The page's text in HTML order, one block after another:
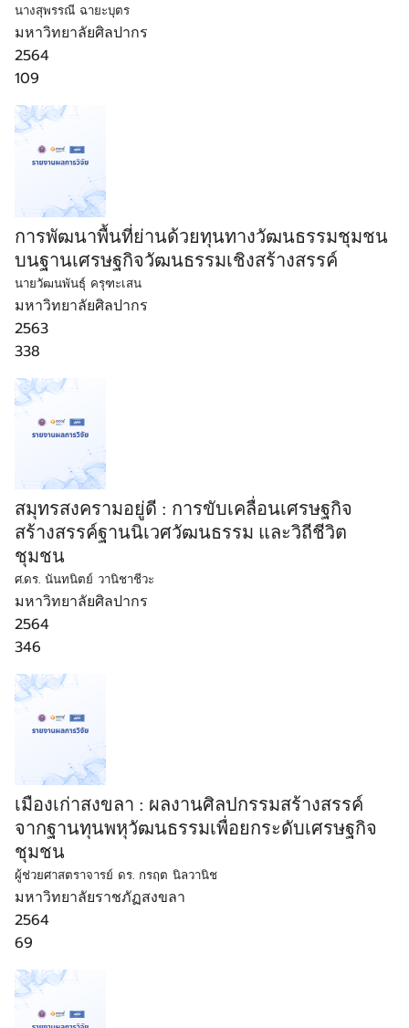
นางสุพรรณี ฉายะบุตร
มหาวิทยาลัยศิลปากร
2564
109
การพัฒนาพื้นที่ย่านด้วยทุนทางวัฒนธรรมชุมชน
บนฐานเศรษฐกิจวัฒนธรรมเชิงสร้างสรรค์
นายวัฒนพันธุ์ ครุฑะเสน
มหาวิทยาลัยศิลปากร
2563
338
สมุทรสงครามอยู่ดี : การขับเคลื่อนเศรษฐกิจ
สร้างสรรค์ฐานนิเวศวัฒนธรรม และวิถีชีวิต
ชุมชน
ศ.ดร. นันทนิตย์ วานิชาชีวะ
มหาวิทยาลัยศิลปากร
2564
346
เมืองเก่าสงขลา : ผลงานศิลปกรรมสร้างสรรค์
จากฐานทุนพหุวัฒนธรรมเพื่อยกระดับเศรษฐกิจ
ชุมชน
ผู้ช่วยศาสตราจารย์ ดร. กรฤต นิลวานิช
มหาวิทยาลัยราชภัฏสงขลา
2564
69